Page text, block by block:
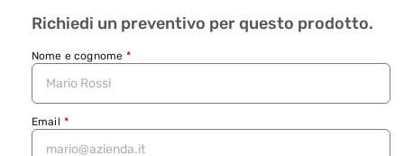
Richiedi un preventivo per questo prodotto.
Nome e cognome *
Email *